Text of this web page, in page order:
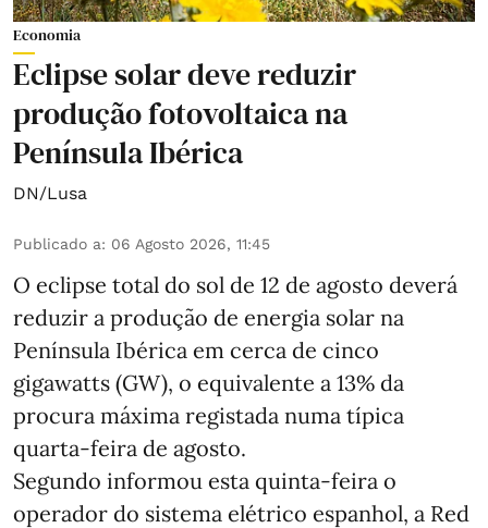
Economia
Eclipse solar deve reduzir
produção fotovoltaica na
Península Ibérica
DN/Lusa
Publicado a: 06 Agosto 2026, 11:45
O eclipse total do sol de 12 de agosto deverá
reduzir a produção de energia solar na
Península Ibérica em cerca de cinco
gigawatts (GW), o equivalente a 13% da
procura máxima registada numa típica
quarta-feira de agosto.
Segundo informou esta quinta-feira o
operador do sistema elétrico espanhol, a Red